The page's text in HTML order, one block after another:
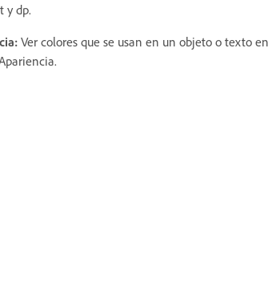
y dp.
Ver colores que se usan en un objeto o texto en